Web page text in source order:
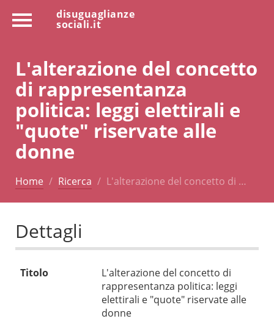
disuguaglianze
sociali.it
L'alterazione del concetto
di rappresentanza
politica: leggi elettirali e
"quote" riservate alle
donne
Home Ricerca L'alterazione del concetto di …
Dettagli
Titolo
L'alterazione del concetto di
rappresentanza politica: leggi
elettirali e "quote" riservate alle
donne